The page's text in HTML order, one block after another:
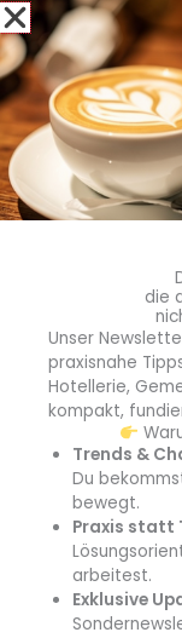
Wie kann man
Herzhaft:
Anbraten,
vegane
Salat-
man Tempeh
Tempeh als
die
Unser
praxisnahe
Hotellerie,
kompakt,
Trends &
Du
bewegt.
Praxis statt
arbeitest.
Exklusive